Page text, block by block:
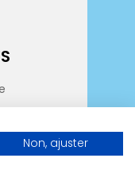
Non, ajuster